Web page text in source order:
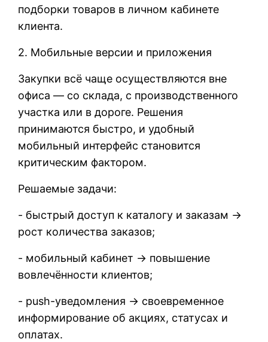
подборки товаров в личном кабинете
клиента.
2. Мобильные версии и приложения
Закупки всё чаще осуществляются вне
офиса — со склада, с производственного
участка или в дороге. Решения
принимаются быстро, и удобный
мобильный интерфейс становится
критическим фактором.
Решаемые задачи:
- быстрый доступ к каталогу и заказам →
рост количества заказов;
- мобильный кабинет → повышение
вовлечённости клиентов;
- push-уведомления → своевременное
информирование об акциях, статусах и
оплатах.